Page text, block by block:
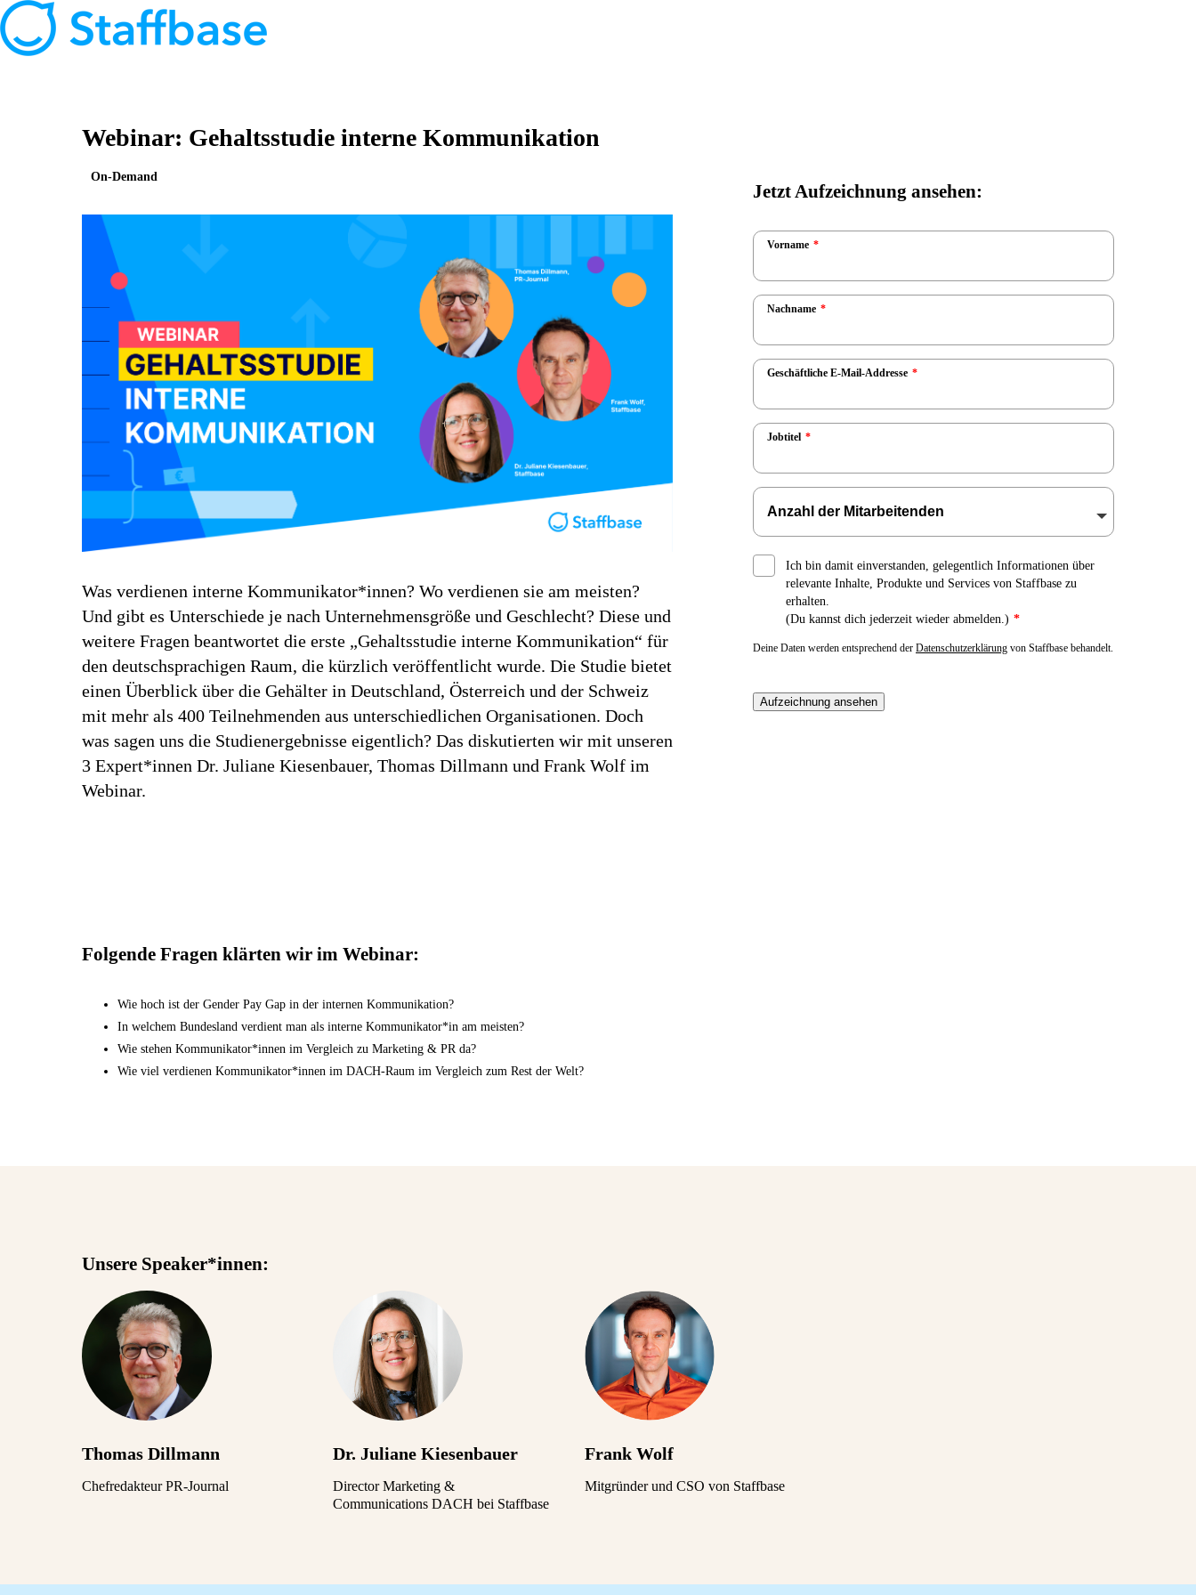
Webinar: Gehaltsstudie interne Kommunikation
On-Demand
Was verdienen interne Kommunikator*innen? Wo verdienen sie am meisten?
Und gibt es Unterschiede je nach Unternehmensgröße und Geschlecht? Diese und
weitere Fragen beantwortet die erste „Gehaltsstudie interne Kommunikation“ für
den deutschsprachigen Raum, die kürzlich veröffentlicht wurde. Die Studie bietet
einen Überblick über die Gehälter in Deutschland, Österreich und der Schweiz
mit mehr als 400 Teilnehmenden aus unterschiedlichen Organisationen. Doch
was sagen uns die Studienergebnisse eigentlich? Das diskutierten wir mit unseren
3 Expert*innen Dr. Juliane Kiesenbauer, Thomas Dillmann und Frank Wolf im
Webinar.
Jetzt Aufzeichnung ansehen:
Vorname *
Nachname *
Geschäftliche E-Mail-Addresse *
Jobtitel *
Ich bin damit einverstanden, gelegentlich Informationen über
relevante Inhalte, Produkte und Services von Staffbase zu
erhalten.
(Du kannst dich jederzeit wieder abmelden.) *
Deine Daten werden entsprechend der Datenschutzerklärung von Staffbase behandelt.
Folgende Fragen klärten wir im Webinar:
Wie hoch ist der Gender Pay Gap in der internen Kommunikation?
In welchem Bundesland verdient man als interne Kommunikator*in am meisten?
Wie stehen Kommunikator*innen im Vergleich zu Marketing & PR da?
Wie viel verdienen Kommunikator*innen im DACH-Raum im Vergleich zum Rest der Welt?
Unsere Speaker*innen:
Thomas Dillmann
Chefredakteur PR-Journal
Dr. Juliane Kiesenbauer
Director Marketing &
Communications DACH bei Staffbase
Frank Wolf
Mitgründer und CSO von Staffbase